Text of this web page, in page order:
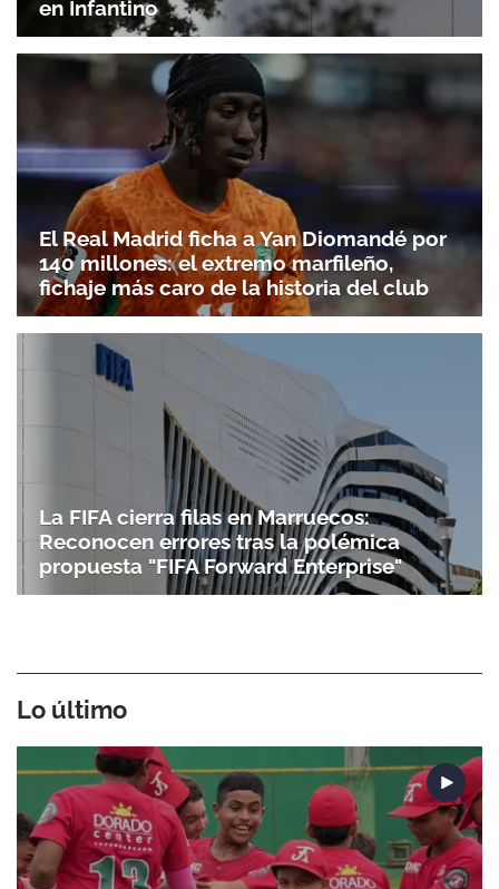
en Infantino
El Real Madrid ficha a Yan Diomandé por
140 millones: el extremo marfileño,
fichaje más caro de la historia del club
La FIFA cierra filas en Marruecos:
Reconocen errores tras la polémica
propuesta "FIFA Forward Enterprise"
Lo último